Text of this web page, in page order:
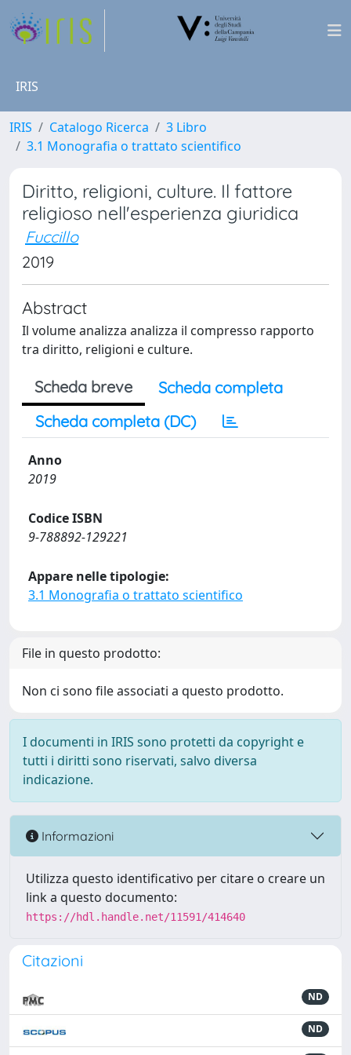
IRIS
IRIS Catalogo Ricerca
3 Libro
3.1 Monografia o trattato scientifico
Diritto, religioni, culture. Il fattore
religioso nell'esperienza giuridica
Fuccillo
2019
Abstract
Il volume analizza analizza il compresso rapporto
tra diritto, religioni e culture.
Scheda breve
Scheda completa
Scheda completa (DC)
Anno
2019
Codice ISBN
9-788892-129221
Appare nelle tipologie:
3.1 Monografia o trattato scientifico
File in questo prodotto:
Non ci sono file associati a questo prodotto.
I documenti in IRIS sono protetti da copyright e
tutti i diritti sono riservati, salvo diversa
indicazione.
Informazioni
Utilizza questo identificativo per citare o creare un
link a questo documento:
https://hdl.handle.net/11591/414640
Citazioni
ND
ND